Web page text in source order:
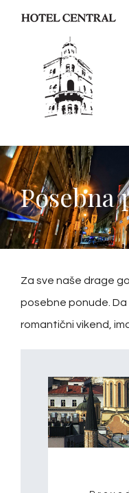
Posebna
Za sve naše drage
posebne ponude. Da
romantični vikend,